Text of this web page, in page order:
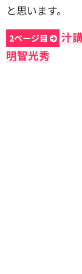
と思います。
2ページ目
汁
明智光秀